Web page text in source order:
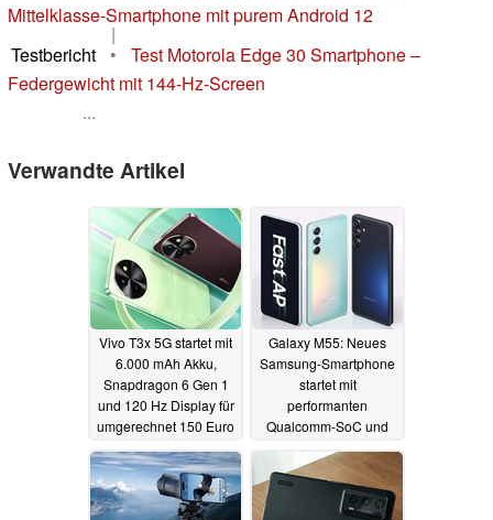
Mittelklasse-Smartphone mit purem Android 12
|
Testbericht
•
Test Motorola Edge 30 Smartphone –
Federgewicht mit 144-Hz-Screen
...
Verwandte Artikel
Vivo T3x 5G startet mit
6.000 mAh Akku,
Snapdragon 6 Gen 1
und 120 Hz Display für
umgerechnet 150 Euro
17.04.2024
Galaxy M55: Neues
Samsung-Smartphone
startet mit
performanten
Qualcomm-SoC und
Frontkamera in Europa
17.04.2024